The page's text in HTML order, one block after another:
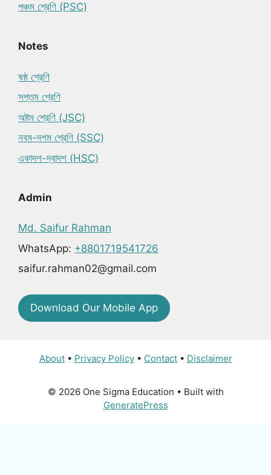
পঞ্চম শ্রেণি (PSC)
Notes
ষষ্ঠ শ্রেণি
সপ্তম শ্রেণি
অষ্টম শ্রেণি (JSC)
নবম-দশম শ্রেণি (SSC)
একাদশ-দ্বাদশ (HSC)
Admin
Md. Saifur Rahman
WhatsApp: +8801719541726
saifur.rahman02@gmail.com
Download Our Mobile App
About• Privacy Policy• Contact• Disclaimer
© 2026 One Sigma Education • Built with
GeneratePress